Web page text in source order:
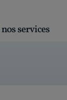
services